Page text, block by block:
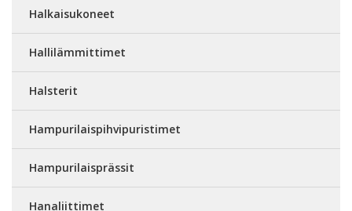
Halkaisukoneet
Hallilämmittimet
Halsterit
Hampurilaispihvipuristimet
Hampurilaisprässit
Hanaliittimet